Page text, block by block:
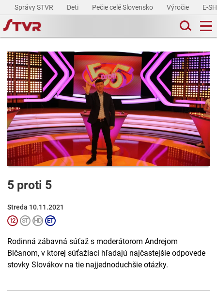
Správy STVR Deti Pečie celé Slovensko Výročie E-
5 proti 5
Streda 10.11.2021
Rodinná zábavná súťaž s moderátorom Andrejom
Bičanom, v ktorej súťažiaci hľadajú najčastejšie odpovede
stovky Slovákov na tie najjednoduchšie otázky.